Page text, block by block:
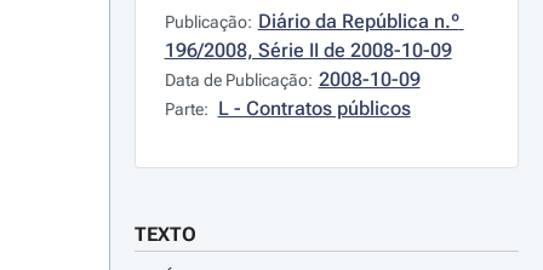
Publicação: Diário da República n.º
196/2008, Série II de 2008-10-09
Data de Publicação: 2008-10-09
Parte: L - Contratos públicos
TEXTO